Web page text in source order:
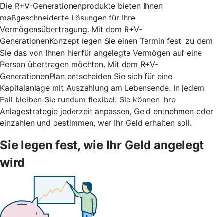
Die R+V-Generationenprodukte bieten Ihnen
maßgeschneiderte Lösungen für Ihre
Vermögensübertragung. Mit dem R+V-
GenerationenKonzept legen Sie einen Termin fest, zu dem
Sie das von Ihnen hierfür angelegte Vermögen auf eine
Person übertragen möchten. Mit dem R+V-
GenerationenPlan entscheiden Sie sich für eine
Kapitalanlage mit Auszahlung am Lebensende. In jedem
Fall bleiben Sie rundum flexibel: Sie können Ihre
Anlagestrategie jederzeit anpassen, Geld entnehmen oder
einzahlen und bestimmen, wer Ihr Geld erhalten soll.
Sie legen fest, wie Ihr Geld angelegt
wird